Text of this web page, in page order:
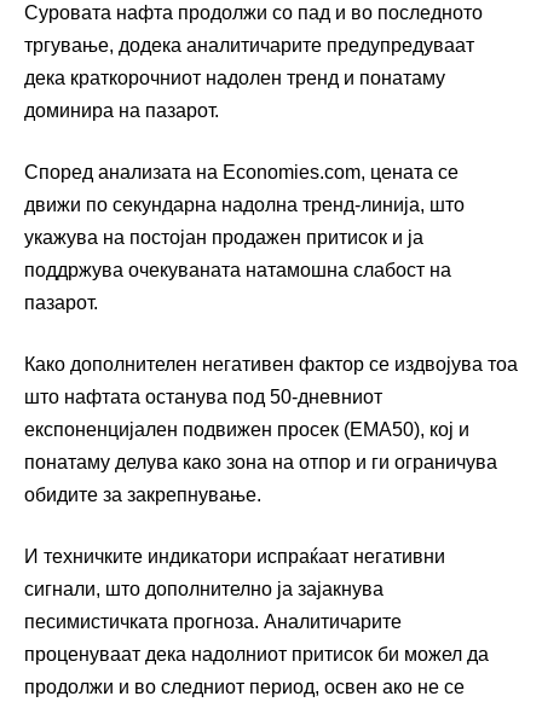
Суровата нафта продолжи со пад и во последното
тргување, додека аналитичарите предупредуваат
дека краткорочниот надолен тренд и понатаму
доминира на пазарот.
Според анализата на Economies.com, цената се
движи по секундарна надолна тренд-линија, што
укажува на постојан продажен притисок и ја
поддржува очекуваната натамошна слабост на
пазарот.
Како дополнителен негативен фактор се издвојува тоа
што нафтата останува под 50-дневниот
експоненцијален подвижен просек (EMA50), кој и
понатаму делува како зона на отпор и ги ограничува
обидите за закрепнување.
И техничките индикатори испраќаат негативни
сигнали, што дополнително ја зајакнува
песимистичката прогноза. Аналитичарите
проценуваат дека надолниот притисок би можел да
продолжи и во следниот период, освен ако не се